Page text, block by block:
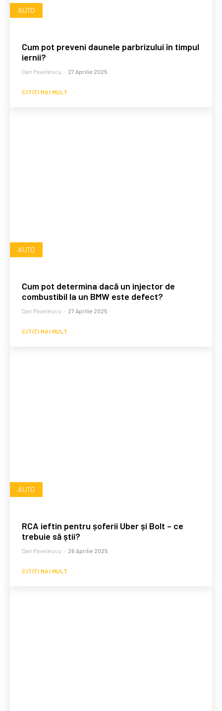
AUTO
Cum pot preveni daunele parbrizului în timpul
iernii?
Dan Pavelescu - 27 Aprilie 2025
CITIȚI MAI MULT
AUTO
Cum pot determina dacă un injector de
combustibil la un BMW este defect?
Dan Pavelescu - 27 Aprilie 2025
CITIȚI MAI MULT
AUTO
RCA ieftin pentru șoferii Uber și Bolt – ce
trebuie să știi?
Dan Pavelescu - 26 Aprilie 2025
CITIȚI MAI MULT